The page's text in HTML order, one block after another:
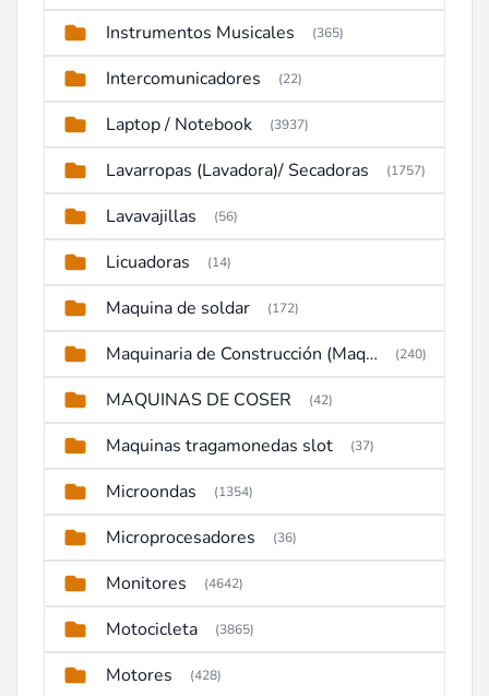
Instrumentos Musicales (365)
Intercomunicadores (22)
Laptop / Notebook (3937)
Lavarropas (Lavadora)/ Secadoras (1757)
Lavavajillas (56)
Licuadoras (14)
Maquina de soldar (172)
Maquinaria de Construcción (Maquinaria Pesada) (240)
MAQUINAS DE COSER (42)
Maquinas tragamonedas slot (37)
Microondas (1354)
Microprocesadores (36)
Monitores (4642)
Motocicleta (3865)
Motores (428)